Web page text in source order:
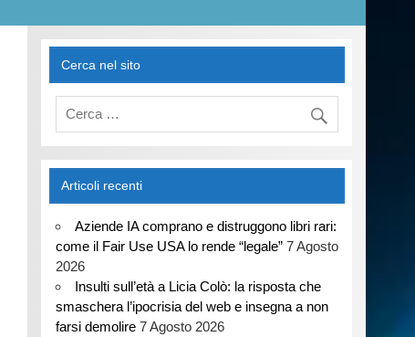
Cerca nel sito
Articoli recenti
Aziende IA comprano e distruggono libri rari:
come il Fair Use USA lo rende “legale” 7 Agosto
2026
Insulti sull’età a Licia Colò: la risposta che
smaschera l’ipocrisia del web e insegna a non
farsi demolire 7 Agosto 2026